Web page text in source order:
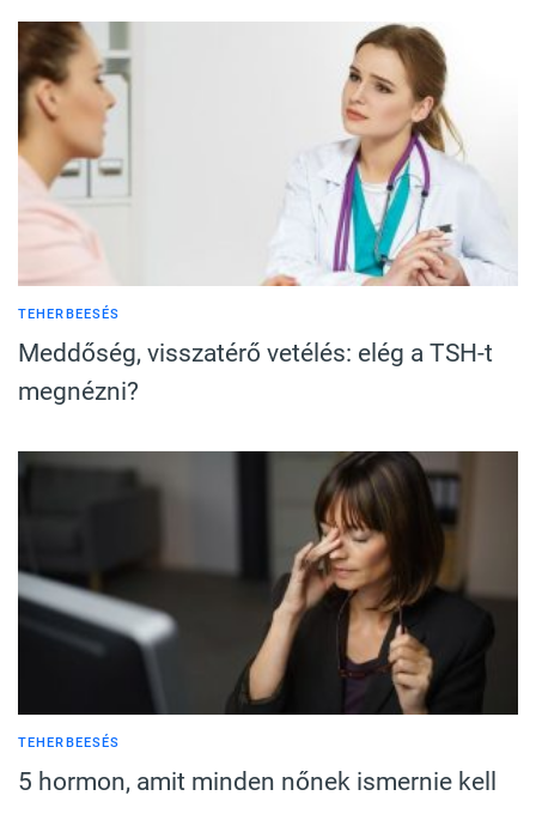
TEHERBEESÉS
Meddőség, visszatérő vetélés: elég a TSH-t
megnézni?
TEHERBEESÉS
5 hormon, amit minden nőnek ismernie kell